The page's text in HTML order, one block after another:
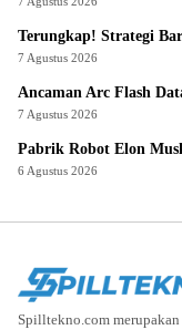
Terungkap! Strategi
7 Agustus 2026
Ancaman Arc Flash
7 Agustus 2026
Pabrik Robot Elon
6 Agustus 2026
Spilltekno.com